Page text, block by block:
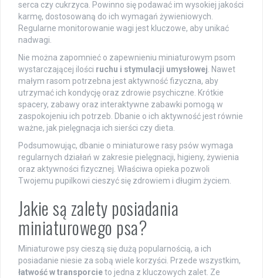
serca czy cukrzyca. Powinno się podawać im wysokiej jakości
karmę, dostosowaną do ich wymagań żywieniowych.
Regularne monitorowanie wagi jest kluczowe, aby unikać
nadwagi.
Nie można zapomnieć o zapewnieniu miniaturowym psom
wystarczającej ilości ruchu i stymulacji umysłowej. Nawet
małym rasom potrzebna jest aktywność fizyczna, aby
utrzymać ich kondycję oraz zdrowie psychiczne. Krótkie
spacery, zabawy oraz interaktywne zabawki pomogą w
zaspokojeniu ich potrzeb. Dbanie o ich aktywność jest równie
ważne, jak pielęgnacja ich sierści czy dieta.
Podsumowując, dbanie o miniaturowe rasy psów wymaga
regularnych działań w zakresie pielęgnacji, higieny, żywienia
oraz aktywności fizycznej. Właściwa opieka pozwoli
Twojemu pupilkowi cieszyć się zdrowiem i długim życiem.
Jakie są zalety posiadania
miniaturowego psa?
Miniaturowe psy cieszą się dużą popularnością, a ich
posiadanie niesie za sobą wiele korzyści. Przede wszystkim,
łatwość w transporcieto jedna z kluczowych zalet. Ze